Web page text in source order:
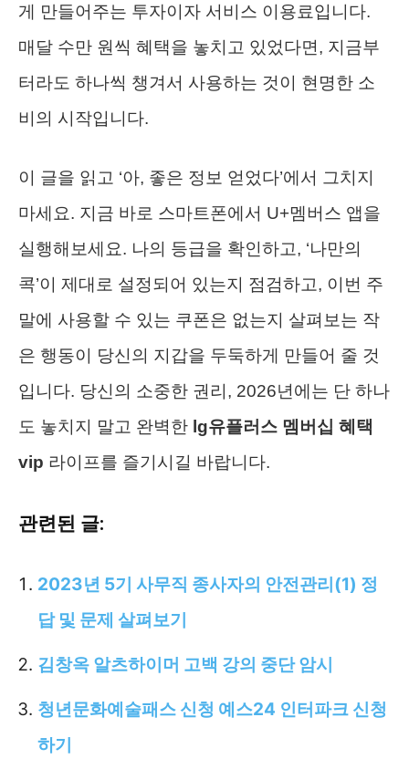
게 만들어주는 투자이자 서비스 이용료입니다.
매달 수만 원씩 혜택을 놓치고 있었다면, 지금부
터라도 하나씩 챙겨서 사용하는 것이 현명한 소
비의 시작입니다.
이 글을 읽고 ‘아, 좋은 정보 얻었다’에서 그치지
마세요. 지금 바로 스마트폰에서 U+멤버스 앱을
실행해보세요. 나의 등급을 확인하고, ‘나만의
콕’이 제대로 설정되어 있는지 점검하고, 이번 주
말에 사용할 수 있는 쿠폰은 없는지 살펴보는 작
은 행동이 당신의 지갑을 두둑하게 만들어 줄 것
입니다. 당신의 소중한 권리, 2026년에는 단 하나
도 놓치지 말고 완벽한 lg유플러스 멤버십 혜택
vip 라이프를 즐기시길 바랍니다.
관련된 글:
2023년 5기 사무직 종사자의 안전관리(1) 정
답 및 문제 살펴보기
김창옥 알츠하이머 고백 강의 중단 암시
청년문화예술패스 신청 예스24 인터파크 신청
하기